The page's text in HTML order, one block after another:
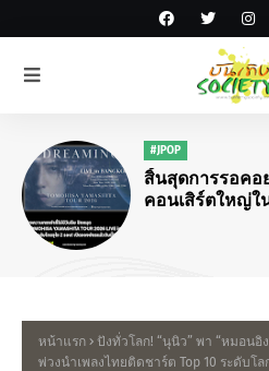
#JPOP
สิ้นสุดการรอคอ
คอนเสิร์ตใหญ่ใน
หน้าแรก
ปังทั่วโลก! “นุนิว” พา “หมอนอิ
พ่วงนำเพลงไทยติดชาร์ต Top 10 ระดับโล